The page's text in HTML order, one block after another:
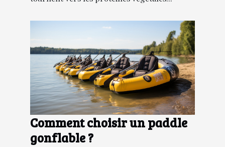
Comment choisir un paddle
gonflable ?